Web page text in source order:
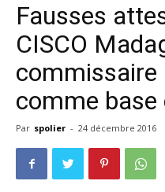
Fausses
CISCO
commissaire
comme base
Par spolier - 24 décembre 2016